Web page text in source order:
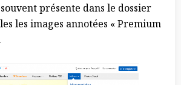
présente dans le dossier
les images annotées « Premium